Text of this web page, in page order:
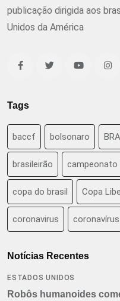
publicação dirigida aos
Unidos da América
Tags
baccf bolsonaro
brasileirão campeonato
copa do brasil Copa
coronavirus coronavírus
Notícias Recentes
ESTADOS UNIDOS
Robôs humanoides